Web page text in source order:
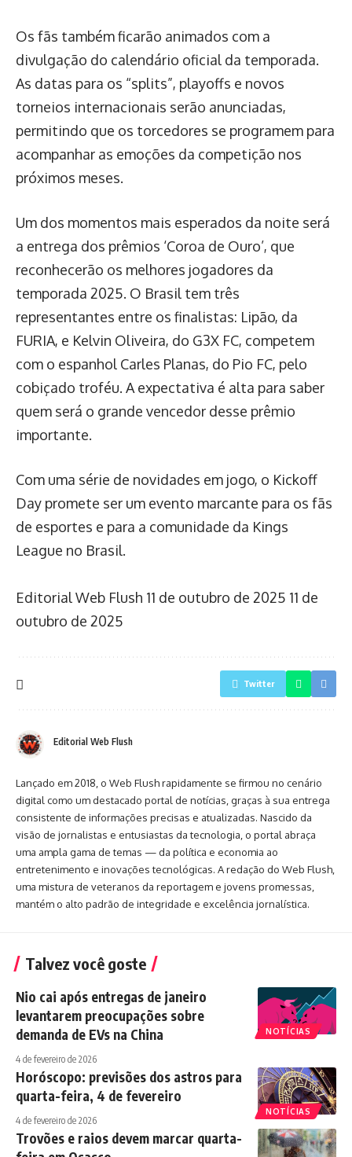
Os fãs também ficarão animados com a
divulgação do calendário oficial da temporada.
As datas para os “splits”, playoffs e novos
torneios internacionais serão anunciadas,
permitindo que os torcedores se programem para
acompanhar as emoções da competição nos
próximos meses.
Um dos momentos mais esperados da noite será
a entrega dos prêmios ‘Coroa de Ouro’, que
reconhecerão os melhores jogadores da
temporada 2025. O Brasil tem três
representantes entre os finalistas: Lipão, da
FURIA, e Kelvin Oliveira, do G3X FC, competem
com o espanhol Carles Planas, do Pio FC, pelo
cobiçado troféu. A expectativa é alta para saber
quem será o grande vencedor desse prêmio
importante.
Com uma série de novidades em jogo, o Kickoff
Day promete ser um evento marcante para os fãs
de esportes e para a comunidade da Kings
League no Brasil.
Editorial Web Flush 11 de outubro de 2025 11 de
outubro de 2025
Twitter
Editorial Web Flush
Lançado em 2018, o Web Flush rapidamente se firmou no cenário
digital como um destacado portal de notícias, graças à sua entrega
consistente de informações precisas e atualizadas. Nascido da
visão de jornalistas e entusiastas da tecnologia, o portal abraça
uma ampla gama de temas — da política e economia ao
entretenimento e inovações tecnológicas. A redação do Web Flush,
uma mistura de veteranos da reportagem e jovens promessas,
mantém o alto padrão de integridade e excelência jornalística.
Talvez você goste
NOTÍCIAS
Nio cai após entregas de janeiro
levantarem preocupações sobre
demanda de EVs na China
4 de fevereiro de 2026
NOTÍCIAS
Horóscopo: previsões dos astros para
quarta-feira, 4 de fevereiro
4 de fevereiro de 2026
Trovões e raios devem marcar quarta-